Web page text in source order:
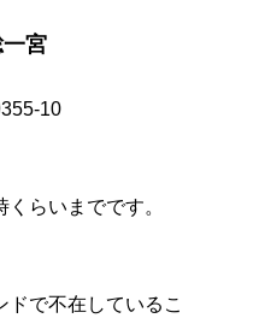
宮
10
らいまでです。
ドで不在しているこ